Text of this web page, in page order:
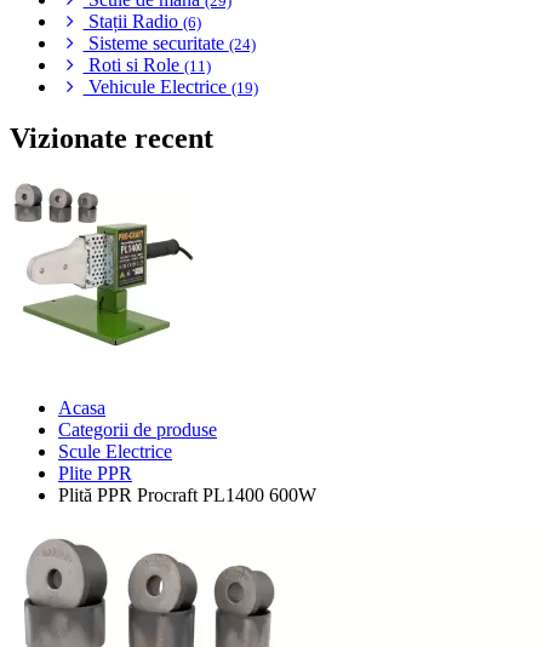
Stații Radio (6)
Sisteme securitate (24)
Roti si Role (11)
Vehicule Electrice (19)
Vizionate recent
Acasa
Categorii de produse
Scule Electrice
Plite PPR
Plită PPR Procraft PL1400 600W